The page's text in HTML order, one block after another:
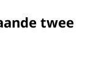
twee